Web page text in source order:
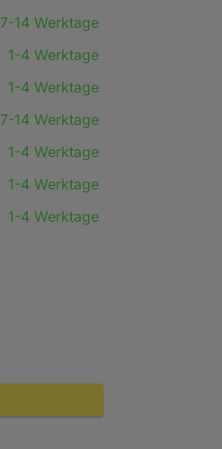
7-14 Werktage
1-4 Werktage
1-4 Werktage
7-14 Werktage
1-4 Werktage
1-4 Werktage
1-4 Werktage